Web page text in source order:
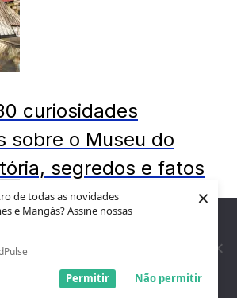
de todas as novidades
e Mangás? Assine nossas
Não permitir
Permitir
×
curiosidades
sobre o Museu do
segredos e fatos
para garantir que você tenha a melhor
site. Se você continua a usar este site,
que você está satisfeito.
Entendi!